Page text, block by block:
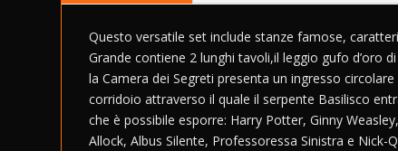
Questo versatile set include stanze famose,
Grande contiene 2 lunghi tavoli,il leggio gufo d’oro
la Camera dei Segreti presenta un ingresso
corridoio attraverso il quale il serpente Basilisco
che è possibile esporre: Harry Potter, Ginny
Allock, Albus Silente, Professoressa Sinistra e Nick-